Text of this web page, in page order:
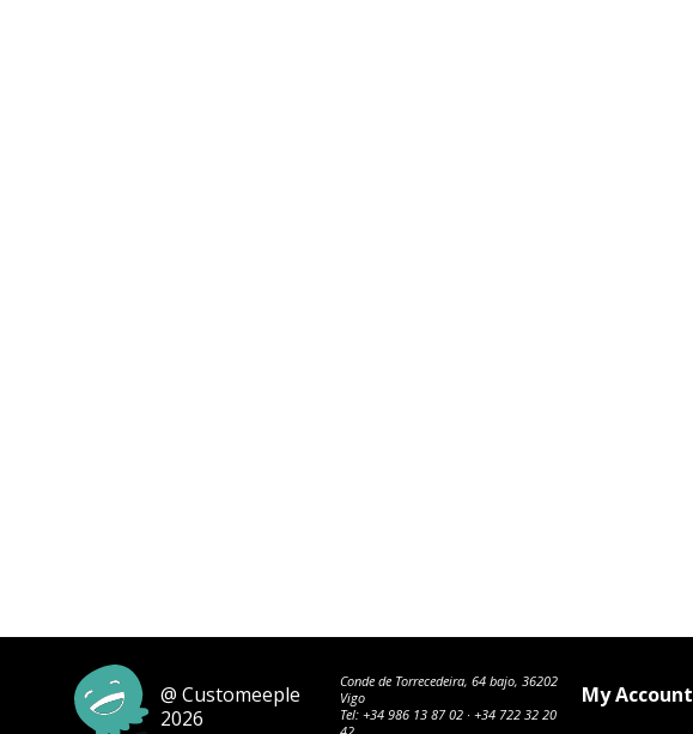
@ Customeeple
2026
Conde de Torrecedeira, 64 bajo, 36202
Vigo
Tel:+34 986 13 87 02 ·+34 722 32 20
My Account